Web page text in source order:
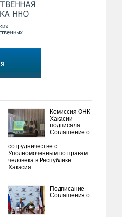
Комиссия ОНК
Хакасии
подписала
Соглашение о
сотрудничестве с
Уполномоченным по правам
человека в Республике
Хакасия
Подписание
Соглашения о